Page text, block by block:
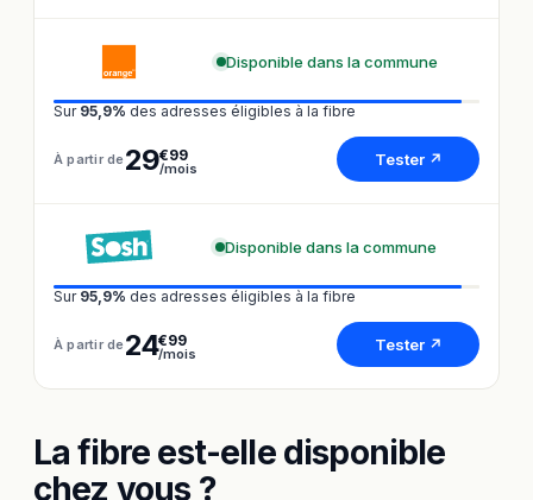
Disponible dans la commune
Sur 95,9% des adresses éligibles à la fibre
À partir de 29€99
/mois Tester ↗
Disponible dans la commune
Sur 95,9% des adresses éligibles à la fibre
À partir de 24€99
/mois Tester ↗
La fibre est-elle disponible
chez vous ?